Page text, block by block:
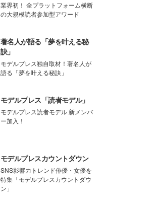
業界初！ 全プラットフォーム横断
の大規模読者参加型アワード
著名人が語る「夢を叶える秘
訣」
モデルプレス独自取材！著名人が
語る「夢を叶える秘訣」
モデルプレス「読者モデル」
モデルプレス読者モデル 新メンバ
ー加入！
モデルプレスカウントダウン
SNS影響力トレンド俳優・女優を
特集「モデルプレスカウントダウ
ン」